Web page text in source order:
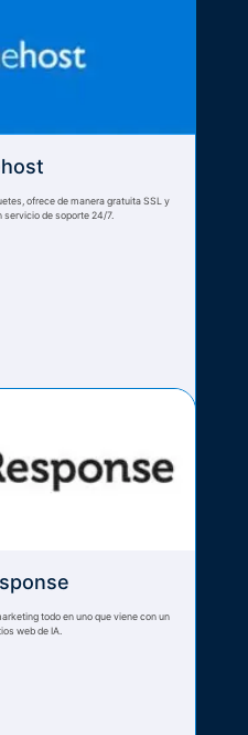
ofrece de manera gratuita SSL y
servicio de soporte 24/7.
todo en uno que viene con un
web de IA.